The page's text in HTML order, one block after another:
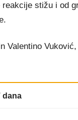
stižu i od
Valentino
dana